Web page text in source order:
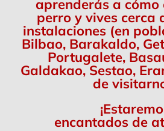
aprenderás a cómo
perro y vives cerca
instalaciones (en
Bilbao, Barakaldo,
Portugalete,
Galdakao, Sestao,
de
encantados de